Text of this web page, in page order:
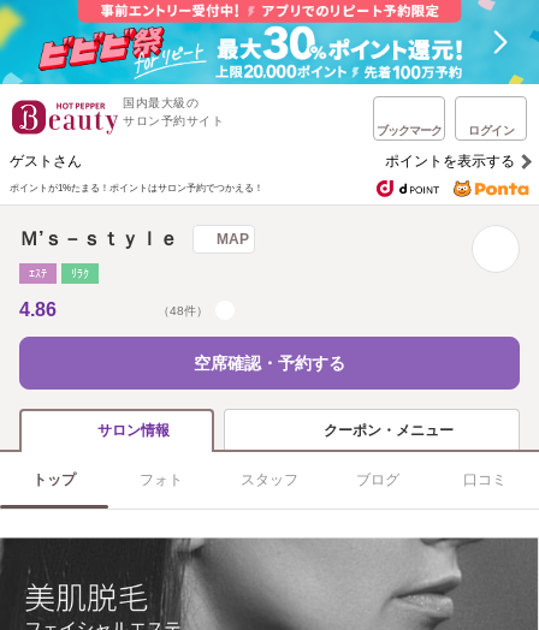
国内最大級の
サロン予約サイト
ブックマーク ログイン
ゲストさん ポイントを表示する
ポイントが1%たまる！ ポイントはサロン予約でつかえる！
Ｍ’ｓ－ｓｔｙｌｅ MAP
ｴｽﾃ ﾘﾗｸ
4.86 （48件）
空席確認・予約する
サロン情報 クーポン・メニュー
トップ フォト スタッフ ブログ 口コミ